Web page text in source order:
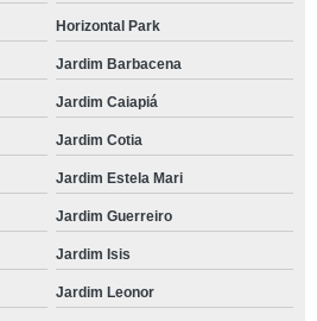
Horizontal Park
Jardim Barbacena
Jardim Caiapiá
Jardim Cotia
Jardim Estela Mari
Jardim Guerreiro
Jardim Isis
Jardim Leonor